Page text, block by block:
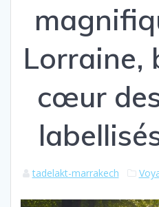
Lorraine,
cœur
tadelakt-marrakech